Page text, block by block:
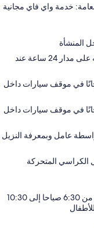
خدمة واي فاي مجانية
المنشأة
تتوفر حافلة للتوصيل من المطار وإليه على مدار 24 ساعة عند
في موقف سيارات داخل
في موقف سيارات داخل
عامل وبمعرفة النزيل
المتحركة
يتوفر يوميًا بوفيه الإفطار نظير رسوم من 6:30 صباحا إلى 10:30